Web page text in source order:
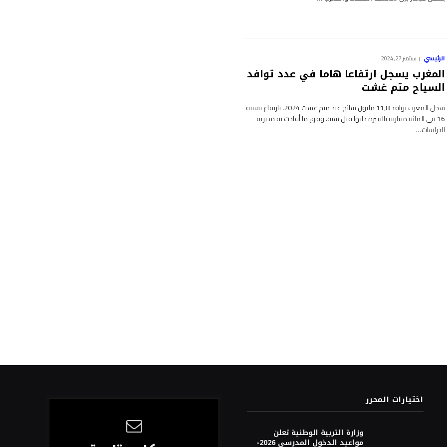
الرئيسي سبتمبر 27, 2024
المغرب يسجل ارتفاعا هاما في عدد توافد
السياح متم غشت
سجل المغرب توافد 11,8 مليون سائح عند متم غشت 2024، بارتفاع نسبته
16 في المائة مقارنة بالفترة ذاتها قبل سنة، وفق ما أفادت به مديرية
الدراسات…
اختيارات المحرر
وزارة التربية الوطنية تعلن
مواعيد الدخول المدرسي 2026-